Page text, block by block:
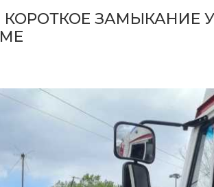
КОРОТКОЕ ЗАМЫКАНИЕ